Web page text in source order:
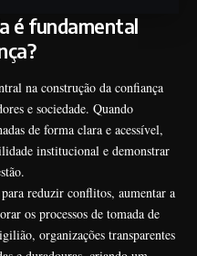
é fundamental
na construção da confiança
e sociedade. Quando
de forma clara e acessível,
institucional e demonstrar
reduzir conflitos, aumentar a
os processos de tomada de
organizações transparentes